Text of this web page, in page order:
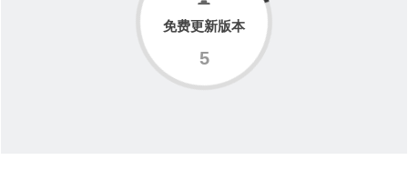
5
免费更新版本